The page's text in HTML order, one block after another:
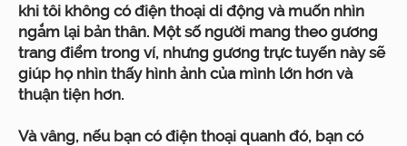
khi tôi không có điện thoại di động và muốn nhìn
ngắm lại bản thân. Một số người mang theo gương
trang điểm trong ví, nhưng gương trực tuyến này sẽ
giúp họ nhìn thấy hình ảnh của mình lớn hơn và
thuận tiện hơn.
Và vâng, nếu bạn có điện thoại quanh đó, bạn có